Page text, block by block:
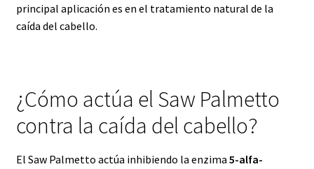
principal aplicación es en el tratamiento natural de la
caída del cabello.
¿Cómo actúa el Saw Palmetto
contra la caída del cabello?
El Saw Palmetto actúa inhibiendo la enzima 5-alfa-